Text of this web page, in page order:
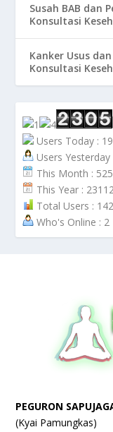
Susah BAB dan
Konsultasi
Kanker Usus
Konsultasi
Users Today :
Users Yesterday
This Month :
This Year :
Total Users :
Who's Online : 2
PEGURON
(Kyai Pamungkas)